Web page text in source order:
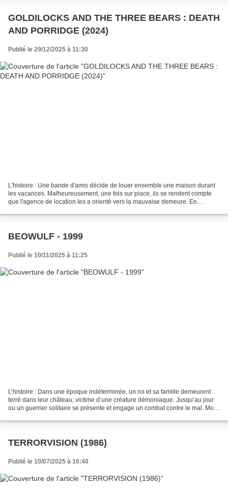
GOLDILOCKS AND THE THREE BEARS : DEATH
AND PORRIDGE (2024)
Publié le 29/12/2025 à 11:30
L'histoire : Une bande d'amis décide de louer ensemble une maison durant
les vacances. Malheureusement, une fois sur place, ils se rendent compte
que l'agence de location les a orienté vers la mauvaise demeure. En
BEOWULF - 1999
Publié le 10/11/2025 à 11:25
L’histoire : Dans une époque indéterminée, un roi et sa famille demeurent
terré dans leur château, victime d’une créature démoniaque. Jusqu’au jour
ou un guerrier solitaire se présente et engage un combat contre le mal. Mon
TERRORVISION (1986)
Publié le 10/07/2025 à 10:40